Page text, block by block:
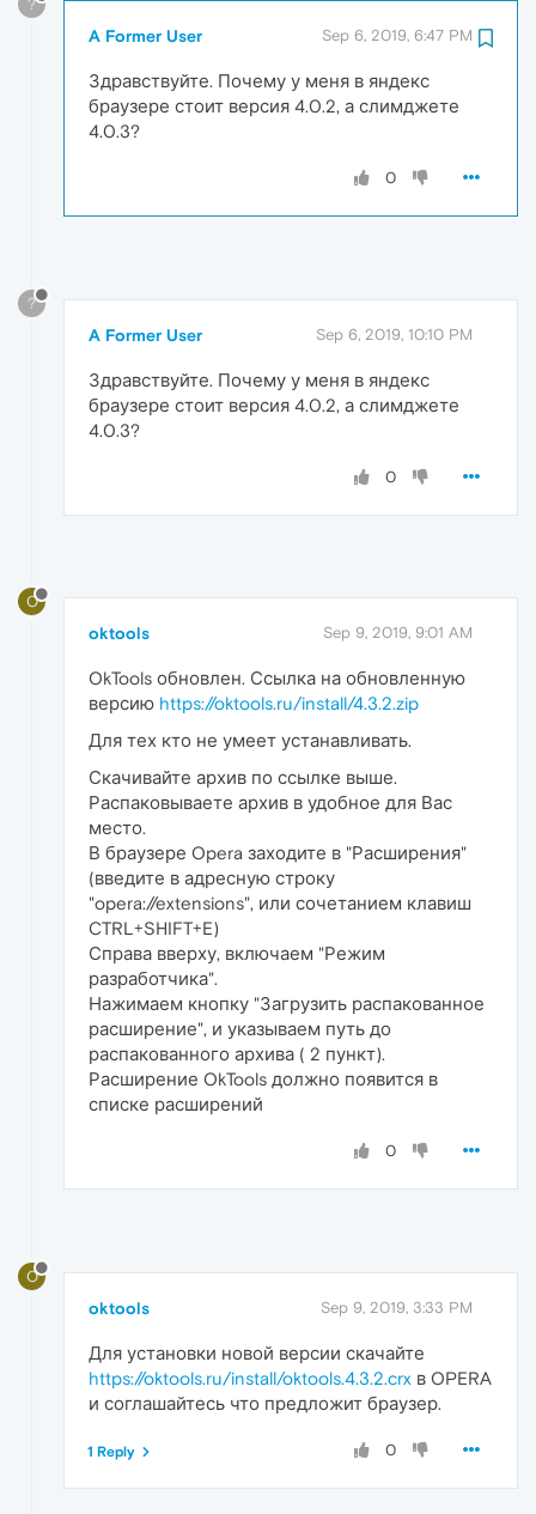
?
A Former User Sep 6, 2019, 6:47 PM
Здравствуйте. Почему у меня в яндекс
браузере стоит версия 4.0.2, а слимджете
4.0.3?
0
?
A Former User Sep 6, 2019, 10:10 PM
Здравствуйте. Почему у меня в яндекс
браузере стоит версия 4.0.2, а слимджете
4.0.3?
0
O
oktools Sep 9, 2019, 9:01 AM
OkTools обновлен. Ссылка на обновленную
версию https://oktools.ru/install/4.3.2.zip
Для тех кто не умеет устанавливать.
Скачивайте архив по ссылке выше.
Распаковываете архив в удобное для Вас
место.
В браузере Opera заходите в "Расширения"
(введите в адресную строку
"opera://extensions", или сочетанием клавиш
CTRL+SHIFT+E)
Справа вверху, включаем "Режим
разработчика".
Нажимаем кнопку "Загрузить распакованное
расширение", и указываем путь до
распакованного архива ( 2 пункт).
Расширение OkTools должно появится в
списке расширений
0
O
oktools Sep 9, 2019, 3:33 PM
Для установки новой версии скачайте
https://oktools.ru/install/oktools.4.3.2.crx в OPERA
и соглашайтесь что предложит браузер.
0
1 Reply